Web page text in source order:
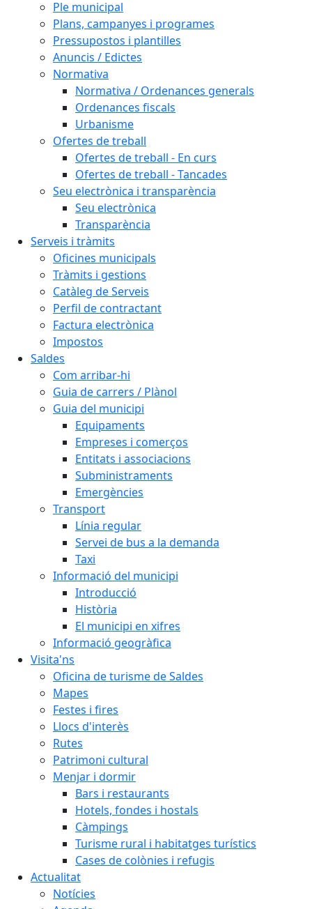
Ple municipal
Plans, campanyes i programes
Pressupostos i plantilles
Anuncis / Edictes
Normativa
Normativa / Ordenances generals
Ordenances fiscals
Urbanisme
Ofertes de treball
Ofertes de treball - En curs
Ofertes de treball - Tancades
Seu electrònica i transparència
Seu electrònica
Transparència
Serveis i tràmits
Oficines municipals
Tràmits i gestions
Catàleg de Serveis
Perfil de contractant
Factura electrònica
Impostos
Saldes
Com arribar-hi
Guia de carrers / Plànol
Guia del municipi
Equipaments
Empreses i comerços
Entitats i associacions
Subministraments
Emergències
Transport
Línia regular
Servei de bus a la demanda
Taxi
Informació del municipi
Introducció
Història
El municipi en xifres
Informació geogràfica
Visita'ns
Oficina de turisme de Saldes
Mapes
Festes i fires
Llocs d'interès
Rutes
Patrimoni cultural
Menjar i dormir
Bars i restaurants
Hotels, fondes i hostals
Càmpings
Turisme rural i habitatges turístics
Cases de colònies i refugis
Actualitat
Notícies